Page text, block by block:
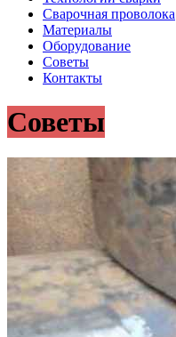
Сварочная проволока
Материалы
Оборудование
Советы
Контакты
Советы